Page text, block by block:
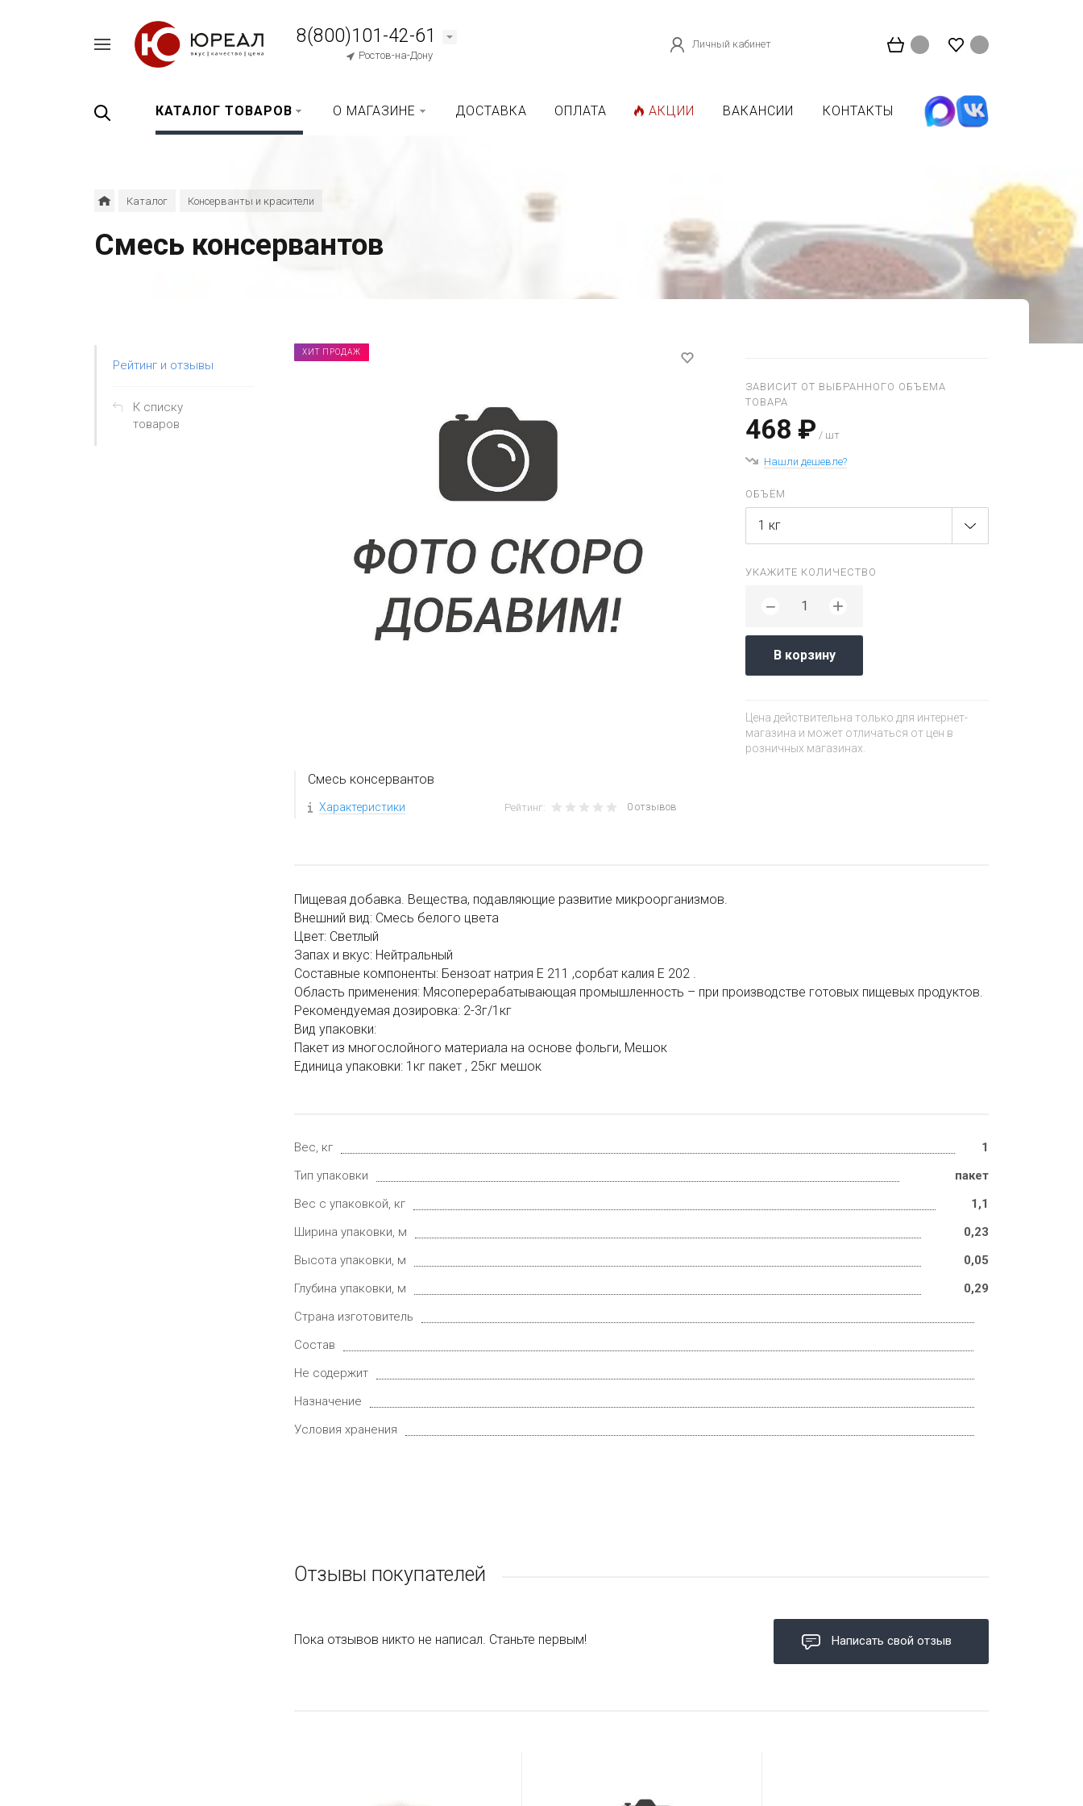
8(800)101-42-61
Ростов-на-Дону
Личный кабинет
КАТАЛОГ ТОВАРОВ О МАГАЗИНЕ ДОСТАВКА ОПЛАТА АКЦИИ ВАКАНСИИ КОНТАКТЫ
Каталог Консерванты и красители
Смесь консервантов
Рейтинг и отзывы
К списку
товаров
ХИТ ПРОДАЖ
Смесь консервантов
Характеристики Рейтинг: 0 отзывов
ЗАВИСИТ ОТ ВЫБРАННОГО ОБЪЕМА
ТОВАРА
468 ₽ / шт
Нашли дешевле?
ОБЪЁМ
1 кг
УКАЖИТЕ КОЛИЧЕСТВО
− +
В корзину
Цена действительна только для интернет-
магазина и может отличаться от цен в
розничных магазинах.
Пищевая добавка. Вещества, подавляющие развитие микроорганизмов.
Внешний вид: Смесь белого цвета
Цвет: Светлый
Запах и вкус: Нейтральный
Составные компоненты: Бензоат натрия Е 211 ,сорбат калия Е 202 .
Область применения: Мясоперерабатывающая промышленность – при производстве готовых пищевых продуктов.
Рекомендуемая дозировка: 2-3г/1кг
Вид упаковки:
Пакет из многослойного материала на основе фольги, Мешок
Единица упаковки: 1кг пакет , 25кг мешок
Вес, кг
1
Тип упаковки
пакет
Вес с упаковкой, кг
1,1
Ширина упаковки, м
0,23
Высота упаковки, м
0,05
Глубина упаковки, м
0,29
Страна изготовитель
Состав
Не содержит
Назначение
Условия хранения
Отзывы покупателей
Написать свой отзыв
Пока отзывов никто не написал. Станьте первым!